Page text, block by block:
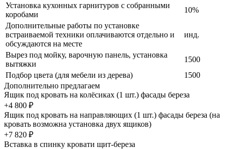
Установка кухонных гарнитуров с собранными
коробами
10%
Дополнительные работы по установке
встраиваемой техники оплачиваются отдельно и
обсуждаются на месте
инд.
Вырез под мойку, варочную панель, установка
вытяжки
1500
Подбор цвета (для мебели из дерева)
1500
Дополнительно предлагаем
Ящик под кровать на колёсиках (1 шт.) фасады береза
+4 800 ₽
Ящик под кровать на направляющих (1 шт.) фасады береза (на
кровать возможна установка двух ящиков)
+7 820 ₽
Вставка в спинку кровати щит-береза